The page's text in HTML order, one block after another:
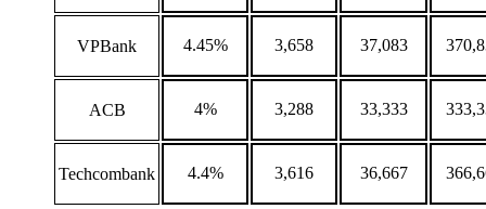
VPBank 4.45% 3,658 37,083
ACB 4% 3,288 33,333
Techcombank 4.4% 3,616 36,667